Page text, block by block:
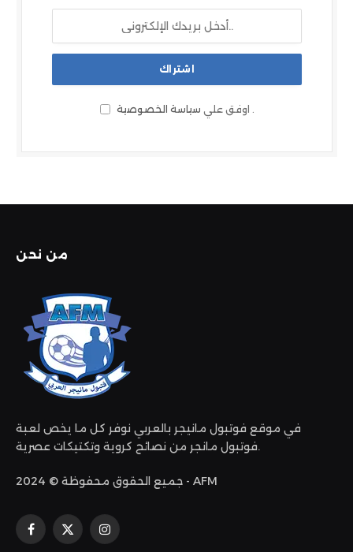
اوفق علي سياسة الخصوصية .
من نحن
في موقع فوتبول مانيجر بالعربي نوفر كل ما يخص لعبة
فوتبول مانجر من نصائح كروية وتكتيكات عصرية.
جميع الحقوق محفوظة © 2024 - AFM
فيسبوك
X
الانستغرام